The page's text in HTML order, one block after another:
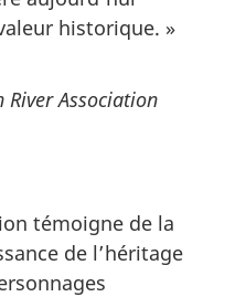
historique. »
Association
témoigne de la
de l’héritage